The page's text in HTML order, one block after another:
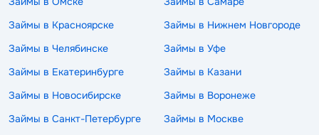
Займы в Красноярске
Займы в Нижнем Новгороде
Займы в Челябинске
Займы в Уфе
Займы в Екатеринбурге
Займы в Казани
Займы в Новосибирске
Займы в Воронеже
Займы в Санкт-Петербурге
Займы в Москве